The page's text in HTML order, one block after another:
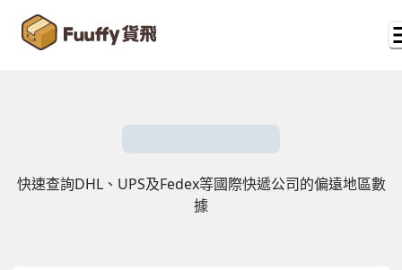
快速查詢DHL、UPS及Fedex等國際快遞公司的偏遠地區數
據